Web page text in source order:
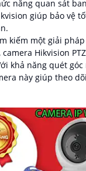
năng quan sát
giúp bảo vệ
kiếm một giải
Hikvision
khả năng quét góc
này giúp theo